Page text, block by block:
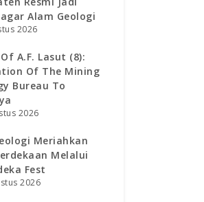
Alam Geologi
2026
A.f. Lasut (8):
Of The Mining
Bureau To
2026
Meriahkan
Melalui
Fest
2026